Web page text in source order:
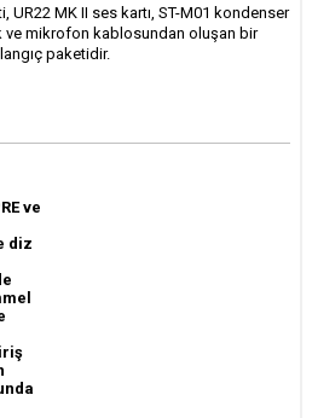
UR22 MK II ses kartı, ST-M01 kondenser
ve mikrofon kablosundan oluşan bir
paketidir.
ve
diz